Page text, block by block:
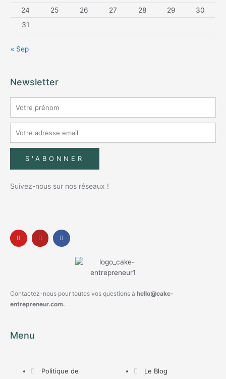
24
25 26 27 28 29
30
31
« Sep
Newsletter
S'ABONNER
Suivez-nous sur nos réseaux !
Contactez-nous pour toutes vos questions à hello@cake-
entrepreneur.com.
Menu
Politique de
Le Blog